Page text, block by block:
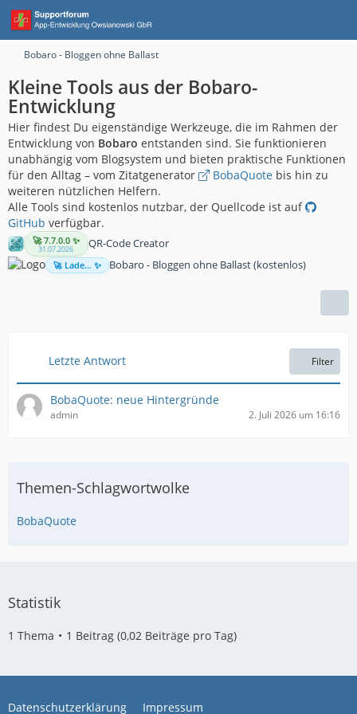
Bobaro - Bloggen ohne Ballast
Kleine Tools aus der Bobaro-
Entwicklung
Hier findest Du eigenständige Werkzeuge, die im Rahmen der
Entwicklung von Bobaro entstanden sind. Sie funktionieren
unabhängig vom Blogsystem und bieten praktische Funktionen
für den Alltag – vom Zitatgenerator
BobaQuote bis hin zu
weiteren nützlichen Helfern.
Alle Tools sind kostenlos nutzbar, der Quellcode ist auf
GitHub verfügbar.
🚀 7.7.0.0 ✨
31.07.2026 QR-Code Creator
🚀 Lade... ✨ Bobaro - Bloggen ohne Ballast (kostenlos)
Letzte Antwort Filter
BobaQuote: neue Hintergründe
admin 2. Juli 2026 um 16:16
Themen-Schlagwortwolke
BobaQuote
Statistik
1 Thema 1 Beitrag (0,02 Beiträge pro Tag)
Datenschutzerklärung Impressum